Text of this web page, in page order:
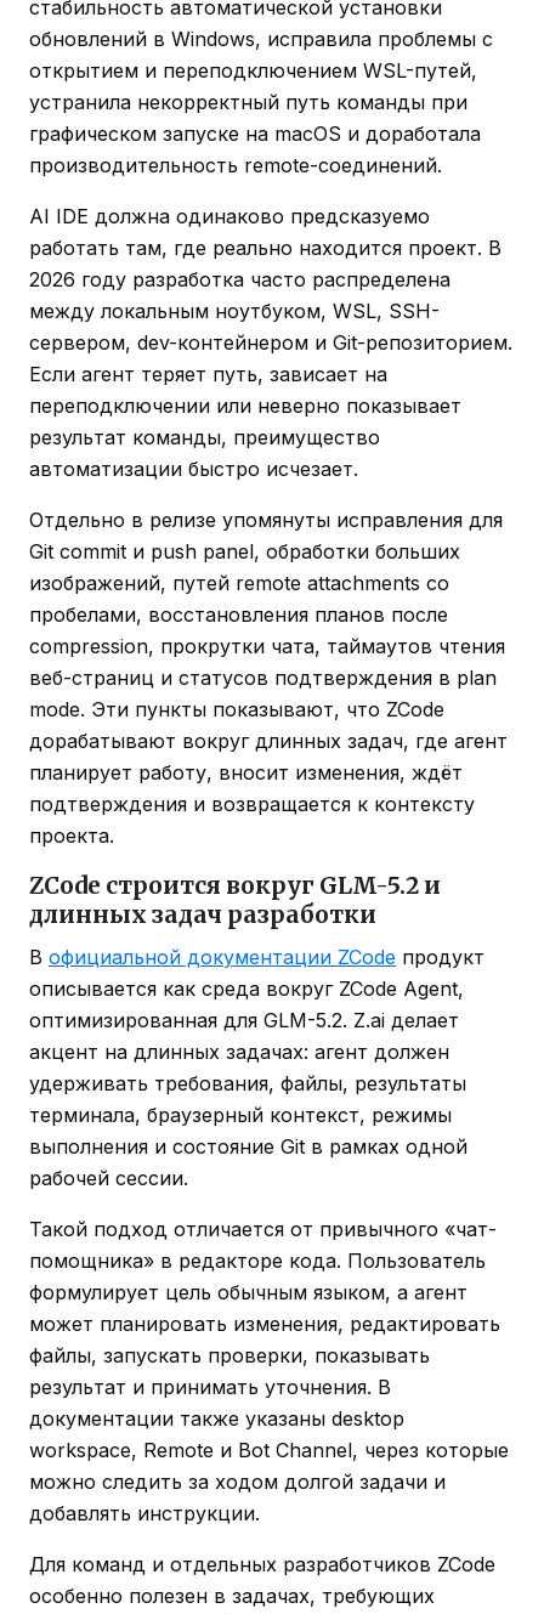
стабильность автоматической установки
обновлений в Windows, исправила проблемы с
открытием и переподключением WSL-путей,
устранила некорректный путь команды при
графическом запуске на macOS и доработала
производительность remote-соединений.
AI IDE должна одинаково предсказуемо
работать там, где реально находится проект. В
2026 году разработка часто распределена
между локальным ноутбуком, WSL, SSH-
сервером, dev-контейнером и Git-репозиторием.
Если агент теряет путь, зависает на
переподключении или неверно показывает
результат команды, преимущество
автоматизации быстро исчезает.
Отдельно в релизе упомянуты исправления для
Git commit и push panel, обработки больших
изображений, путей remote attachments со
пробелами, восстановления планов после
compression, прокрутки чата, таймаутов чтения
веб-страниц и статусов подтверждения в plan
mode. Эти пункты показывают, что ZCode
дорабатывают вокруг длинных задач, где агент
планирует работу, вносит изменения, ждёт
подтверждения и возвращается к контексту
проекта.
ZCode строится вокруг GLM-5.2 и
длинных задач разработки
В официальной документации ZCode продукт
описывается как среда вокруг ZCode Agent,
оптимизированная для GLM-5.2. Z.ai делает
акцент на длинных задачах: агент должен
удерживать требования, файлы, результаты
терминала, браузерный контекст, режимы
выполнения и состояние Git в рамках одной
рабочей сессии.
Такой подход отличается от привычного «чат-
помощника» в редакторе кода. Пользователь
формулирует цель обычным языком, а агент
может планировать изменения, редактировать
файлы, запускать проверки, показывать
результат и принимать уточнения. В
документации также указаны desktop
workspace, Remote и Bot Channel, через которые
можно следить за ходом долгой задачи и
добавлять инструкции.
Для команд и отдельных разработчиков ZCode
особенно полезен в задачах, требующих